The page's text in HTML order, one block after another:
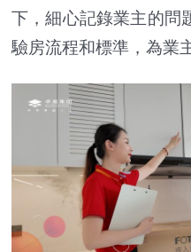
下，細心記錄業主的問
驗房流程和標準，為業